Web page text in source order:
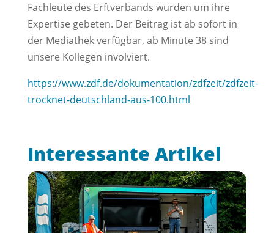
Fachleute des Erftverbands wurden um ihre
Expertise gebeten. Der Beitrag ist ab sofort in
der Mediathek verfügbar, ab Minute 38 sind
unsere Kollegen involviert.
https://www.zdf.de/dokumentation/zdfzeit/zdfzeit-
trocknet-deutschland-aus-100.html
Interessante Artikel